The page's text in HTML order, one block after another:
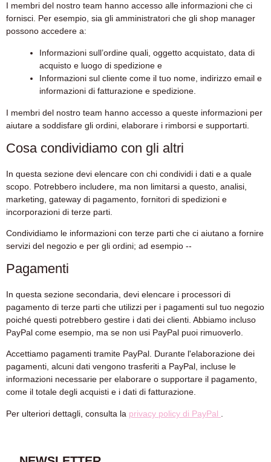
I membri del nostro team hanno accesso alle informazioni che ci
fornisci. Per esempio, sia gli amministratori che gli shop manager
possono accedere a:
Informazioni sull’ordine quali, oggetto acquistato, data di
acquisto e luogo di spedizione e
Informazioni sul cliente come il tuo nome, indirizzo email e
informazioni di fatturazione e spedizione.
I membri del nostro team hanno accesso a queste informazioni per
aiutare a soddisfare gli ordini, elaborare i rimborsi e supportarti.
Cosa condividiamo con gli altri
In questa sezione devi elencare con chi condividi i dati e a quale
scopo. Potrebbero includere, ma non limitarsi a questo, analisi,
marketing, gateway di pagamento, fornitori di spedizioni e
incorporazioni di terze parti.
Condividiamo le informazioni con terze parti che ci aiutano a fornire
servizi del negozio e per gli ordini; ad esempio --
Pagamenti
In questa sezione secondaria, devi elencare i processori di
pagamento di terze parti che utilizzi per i pagamenti sul tuo negozio
poiché questi potrebbero gestire i dati dei clienti. Abbiamo incluso
PayPal come esempio, ma se non usi PayPal puoi rimuoverlo.
Accettiamo pagamenti tramite PayPal. Durante l'elaborazione dei
pagamenti, alcuni dati vengono trasferiti a PayPal, incluse le
informazioni necessarie per elaborare o supportare il pagamento,
come il totale degli acquisti e i dati di fatturazione.
Per ulteriori dettagli, consulta la privacy policy di PayPal